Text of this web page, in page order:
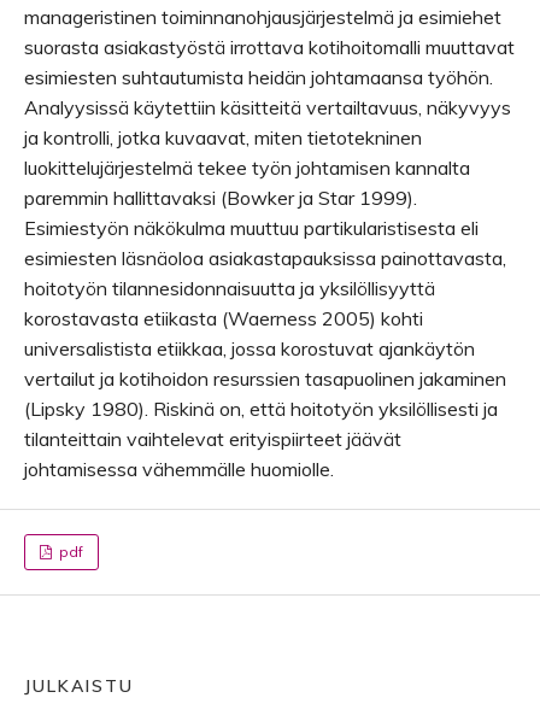
manageristinen toiminnanohjausjärjestelmä ja esimiehet
suorasta asiakastyöstä irrottava kotihoitomalli muuttavat
esimiesten suhtautumista heidän johtamaansa työhön.
Analyysissä käytettiin käsitteitä vertailtavuus, näkyvyys
ja kontrolli, jotka kuvaavat, miten tietotekninen
luokittelujärjestelmä tekee työn johtamisen kannalta
paremmin hallittavaksi (Bowker ja Star 1999).
Esimiestyön näkökulma muuttuu partikularistisesta eli
esimiesten läsnäoloa asiakastapauksissa painottavasta,
hoitotyön tilannesidonnaisuutta ja yksilöllisyyttä
korostavasta etiikasta (Waerness 2005) kohti
universalistista etiikkaa, jossa korostuvat ajankäytön
vertailut ja kotihoidon resurssien tasapuolinen jakaminen
(Lipsky 1980). Riskinä on, että hoitotyön yksilöllisesti ja
tilanteittain vaihtelevat erityispiirteet jäävät
johtamisessa vähemmälle huomiolle.
pdf
JULKAISTU